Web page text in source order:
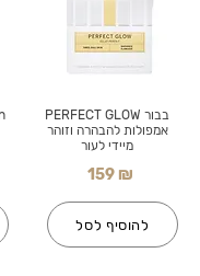
בבור PERFECT GLOW
אמפולות להבהרה וזוהר
מיידי לעור
159 ₪
להוסיף לסל